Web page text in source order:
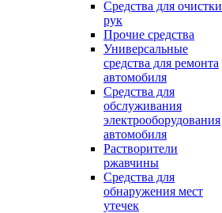
Средства для очистки
рук
Прочие средства
Универсальные
средства для ремонта
автомобиля
Средства для
обслуживания
электрооборудования
автомобиля
Растворители
ржавчины
Средства для
обнаружения мест
утечек